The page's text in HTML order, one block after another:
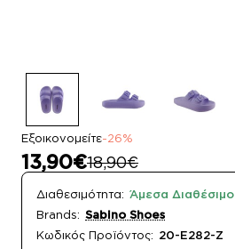
Εξοικονομείτε-26%
13,90€18,90€
Διαθεσιμότητα: Άμεσα Διαθέσιμο
Brands: Sabino Shoes
Κωδικός Προϊόντος: 20-E282-Z